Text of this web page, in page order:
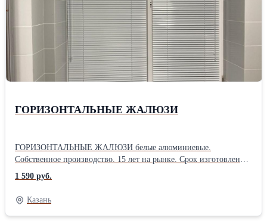
ГОРИЗОНТАЛЬНЫЕ ЖАЛЮЗИ
ГОРИЗОНТАЛЬНЫЕ ЖАЛЮЗИ белые алюминиевые.
Собственное производство. 15 лет на рынке. Срок изготовления
2 дня. Выезд специалиста и установка - бесплатно.
1 590 руб.
Казань